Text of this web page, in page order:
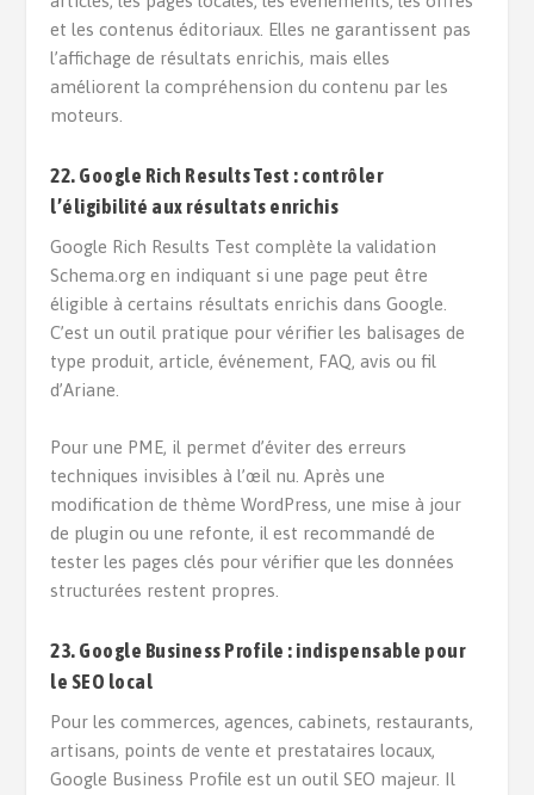
et les contenus éditoriaux. Elles ne garantissent pas
l’affichage de résultats enrichis, mais elles
améliorent la compréhension du contenu par les
moteurs.
22. Google Rich Results Test : contrôler
l’éligibilité aux résultats enrichis
Google Rich Results Test complète la validation
Schema.org en indiquant si une page peut être
éligible à certains résultats enrichis dans Google.
C’est un outil pratique pour vérifier les balisages de
type produit, article, événement, FAQ, avis ou fil
d’Ariane.
Pour une PME, il permet d’éviter des erreurs
techniques invisibles à l’œil nu. Après une
modification de thème WordPress, une mise à jour
de plugin ou une refonte, il est recommandé de
tester les pages clés pour vérifier que les données
structurées restent propres.
23. Google Business Profile : indispensable pour
le SEO local
Pour les commerces, agences, cabinets, restaurants,
artisans, points de vente et prestataires locaux,
Google Business Profile est un outil SEO majeur. Il